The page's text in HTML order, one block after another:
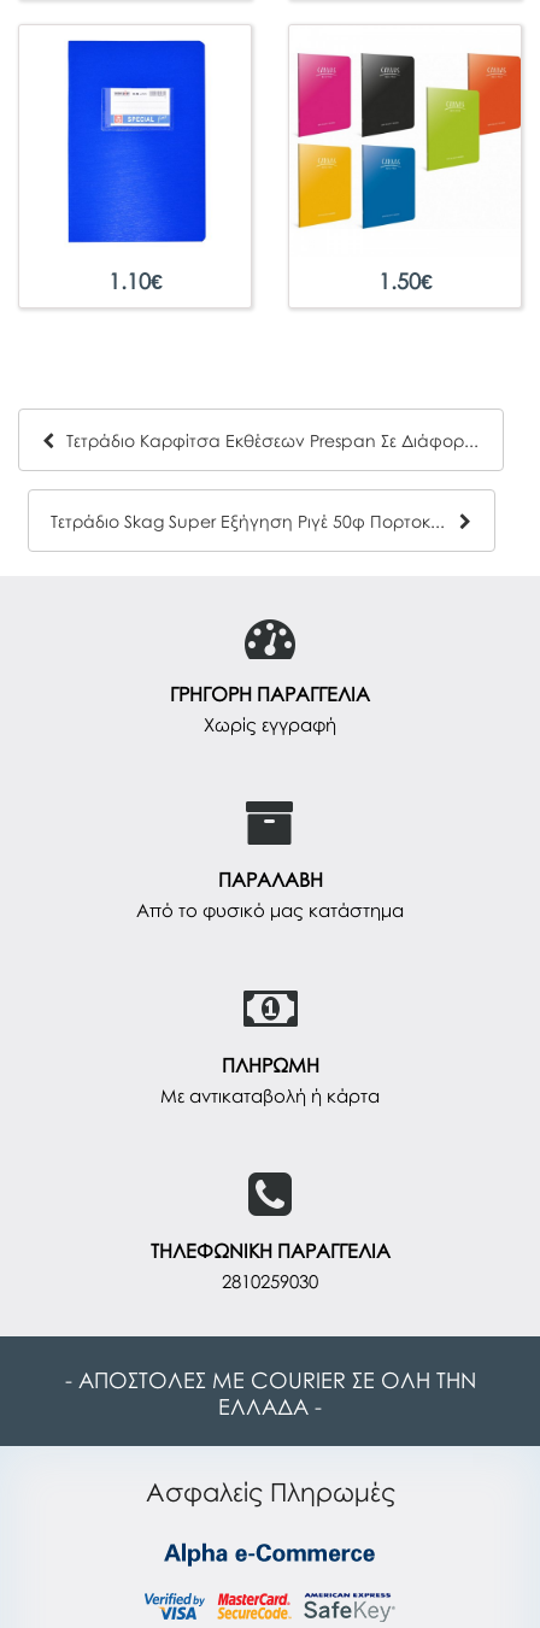
1.10€ 1.50€
Τετράδιο Καρφίτσα Εκθέσεων Prespan Σε Διάφορα Χρώματα Α4 (50Φ)
Τετράδιο Skag Super Εξήγηση Ριγέ 50φ Πορτοκαλί
ΓΡΗΓΟΡΗ ΠΑΡΑΓΓΕΛΙΑ
Χωρίς εγγραφή
ΠΑΡΑΛΑΒΗ
Από το φυσικό μας κατάστημα
ΠΛΗΡΩΜΗ
Με αντικαταβολή ή κάρτα
ΤΗΛΕΦΩΝΙΚΗ ΠΑΡΑΓΓΕΛΙΑ
2810259030
- ΑΠΟΣΤΟΛΕΣ ΜΕ COURIER ΣΕ ΟΛΗ ΤΗΝ
ΕΛΛΑΔΑ -
Ασφαλείς Πληρωμές